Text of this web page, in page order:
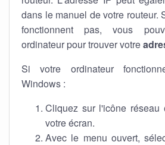
dans le manuel de votre routeur.
fonctionnent pas, vous
ordinateur pour trouver votre
Si votre ordinateur
Windows :
Cliquez sur l'icône
votre écran.
Avec le menu ouvert,